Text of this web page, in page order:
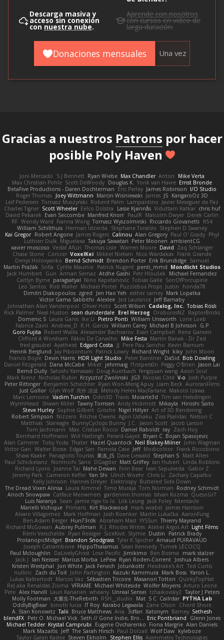
Descarga masiva y
acceso sin conexión
con nuestra nube.
Aprende con nosotros
con cursos en video de
larga duración.
Donaciones mensuales Una vez
Gracias a nuestros Patrons por hacer
posible Poly Haven
Joni Mercado S J Bennett Ryan Wiebe Max Chandler Anton
Mike Verta
Max Christian Pohle Scott DeWoody Douglas K. Yorik van Havre Ernst Bronde
BetaFive Productions - Daren Dochterman Eric Perley James Robinson I/O Studio
Roger Thomas Joey Wittmann Marcin Wiśniewski James JS KangaroOz 3D
Leif Pedersen Tomasz Muszyński Roberd Palm Lampantino Javier Meseguer de Paz
Charles Tigner Scott Wheeler Eelco Dolstra Lasse Kjønnås Viduttam Katkar chris huf
David Pekarek Evan Seccombe Manfred Knorr PaulR Malcolm Dwyer Derek Carlin
RF Wendy Ward Fianna Wong Tomasz Wyszolmirski Riccardo Giovanetti fr54
William Schilthuis Herman Idzerda Stephane Toraldo Stephen D Swaney
Kai Gregor Robert Angone James Rogers Calinou Alan Gregory Paul O' Grady Phyl
Luthien Dulk Miguelaxa Takuya Sawatari Peter Moonen ambientCG
xavier moscoso Vedat Afuzi Thomas Lisle Warren Moore David Zaq Schlanger
Chase Stone Conicer VoxelKei Mikkel Nielsen Nico Wardakas Frank Grande
Denys Holovyanko Bernd Schmidt Brendon Porter Erik Brundidge Samuel
Martin Pražák Sofia Cyrille Maurice Patrick Nugent penti_mmd Mondlicht Studios
Jack Humbert Gun Arman Sernaz Atdhe Gashi Petr Hloušek
Michael Fernandez
Caitlyn Byrne paragsatyal Nino Kapetanovic Tobias Gallé SonOfPorcupine
Leo Santos Rob Waller Michael Porter Puzzlebox Props Justin
honda78
Dimitri Diakopoulos zgred Jen Hao Yeh esther carney Mark Lopatka
Victor Gama Sabbithi Alexlee Jed Laurance Jeff Barnaby
Johnathan Alan Vanderpool Oliver Hotz Scott Wilson Cadalog, Inc. Tobias Rösli
Rick Palmer Neal Huston sean dunderdale Erel Herzog OroborosNZ RaptorBricks
Domenic S Laura Ganis Ike Li Pietro Ponti William Unsworth Lorie Loeb
Fabrice Zaini Andrew_D R.H. García William Carey Michael B Johnson
G.P
Goro Fujita Robert Wallis Alexander Bachvarov Evan Campbell Rene Gansen
Clifford A Worsham Fábio De Carvalho Mike Festa Martin Banak - Dr Zed
fred gissubel Ayetheist Edgard Costa JJ Pere Pau Sancho Kevin Barnum
Henrik Berglund Jay Piboontum Patrick Lowry Richard Wright kiky John Moon
Francis Boyle Devin Harris HDR Light Studio Peter Baintner Da5id Bob Dowling
Daniel Fitzgerald Dana McCabe Miket jehrmaig f1rstpers0n Peggy O'Brien Jason Lai
Bernd Dully Satoshi Yamasaki Doug Auerbach fengquan wang Aeon Soul
Mark Krenz Nicholas Rubin Krzysztof Zwolinski JG3 Nicolas Côté V-o Josh Purple
Peter Rittinger Benjamin Schechter Ryan Won-Meng Apuy Liam Beck AuroranFilms
Just Gollor Glyn Wolf 亮作 淡波 Melody Helen MacFarlane Makoto Izawa
Marc Lemoine Vadim Turchin Odin3D Travis Moiarte3d Tim van Helsdingen
WyrmHead
Shawn Miller Tawny Tomsen Andy Hickmott Mikayla
Hiroshi Saito
Steve Hurley Sophie Gilbert Grische Nigel Hillyer Art of 3D Rendering
Robert Simpson
Nizzero Ritchie Owens Agon Ushaku Zisis Psalidas Nelson C
Matthias Stareagle BunnyCyclops Bunny J.C. Jason Scott Jacob Larson
Tom Jachmann
Max Cristian Rocco Daniel Raboldt ray Zach Hoy
Bernhard Hoffmann Will Hattingh Perard-Gayot Bryan C Bojan Spasojevic
Alan Camerer Toby Yoda Thater Hazel Quantock Neil Blakey-Milner John Wagman
Victor Gan Walter Bosse Edgar San Pamela Case Jeff Modicolitor Frank Riccobono
Shaw Kaake Panagiotis Tourlas 果冻_JS Dave Liewald Stephan S Matt Allen
Paul Schicketanz
Norimichi Sano DGagster Matt Griffey Ian Hubert Linda Robbins
Richard Lyons Joanne Tai Mahe Dewan Finn Bear Ivan Sepulveda
Gabor Z
Jeremy Park
Cameron Keffer Yan Shi Ulrich Woehr Chris Li
Zachary Capalbo
Kelly Johnson Hannes Dreyer Elektrospy Buttered Side Down
The Dread Vixen Alinsa Laura Kimmel Timo Muraja Tom Norman Rodney Schmidt
Arioch Snowpaw Catface Meowmers gardeninn thomas Istvan Kozma QuesoGr7
Luis Naranjo Sean jamie ngai to lo Lök Leung Jack Foley fxtentacle
Marielli Vichique Primaris Kirt Blackwood mark wrabel James Harrison
Alvaro Villagomez Mark Hoffman Josh Roenker Martin Lukačka AaronFung
Ben-Adam Berger Hun73rdk Abraham Mast YYSSun Thierry Mayrand
Richard McGowan Aubrey Pullman R.J. Rhodes Writes Atelier Argos Art Light Films
Rémi Verschelde Ryan Reisiger SizeKivit Stymie Dustin
Patrick Brady
ProtanopicMidget Brandon Snodgrass Tyler K Spicher Arnaud PUIRAVAUD
Joseph Catrambone HippoThalamus Sean Kennedy Tomek LECOCQ
Paul Mcloughlin
DaLivelyGhost Lose Pacific Jimikimo Ben Bosma
mark stalzer
Jack J
Ian Neisser Marcus Morba LePew Ryan Roden-Corrent Joshua Albers
Kristen Westphal
Jon White Jack Fenech Jotunkottr Hexdrake's Art Ted Curtis
nullinc Zach du Toit John Partington Kazuki Kamimura Mark Boss Yaron L.
Lukas Kalbertodt Marcos Vaz Sébastien Tricoire Masanori Tottori QuirkyTopHat
ReJ aka Renaldas Zioma VFRAME Michael Whiteside Wolfer Moyens Arturo Leone
Pete Alex Harvill Lauri Kananen wheany Unreal Sensei tchaikovsky2 Taylor J Peters
Molly Footman 大重生-TheRebirth RSH__studio Mat S C Cailrdar PYTHA Lab
OddlyBigBear binotti lucia IT Roy Karabo Legwaila Zane Olson
Chord Shore
A. Stan Konowitz Talii Bruce Matthews Aria 3dfan Xatonym Barney Sethesh
blendFX Petr O Michael Vick Seth // Gone Indie, Bro... Eric Pontbriand
Glenn Jones
Michael Tedder Krystal Camprubi Eugene Ovcharenko Fiona Margrie Alan Daniels
Mark Mazaitis Jeff The Sarah Hirsch Paul Dolzall Wolf Daw kyleboze
Taylor Galen Kadee Steven Ekholm Stephen Ellis Aximmetry Technologies